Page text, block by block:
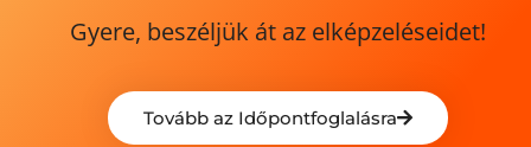
Gyere, beszéljük át az elképzeléseidet!
Tovább az Időpontfoglalásra